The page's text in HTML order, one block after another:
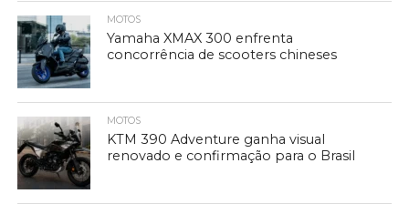
MOTOS
Yamaha XMAX 300 enfrenta
concorrência de scooters chineses
MOTOS
KTM 390 Adventure ganha visual
renovado e confirmação para o Brasil